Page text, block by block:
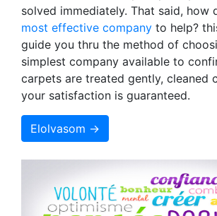
solved immediately. That said, how
most effective company to help?
guide you thru the method of
simplest company available to
carpets are treated gently, cleaned
your satisfaction is guaranteed.
Elolvasom →